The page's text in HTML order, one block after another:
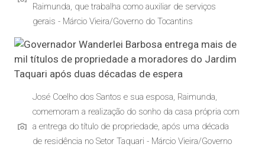
Raimunda, que trabalha como auxiliar de serviços
gerais - Márcio Vieira/Governo do Tocantins
José Coelho dos Santos e sua esposa, Raimunda,
comemoram a realização do sonho da casa própria com
a entrega do título de propriedade, após uma década
de residência no Setor Taquari - Márcio Vieira/Governo